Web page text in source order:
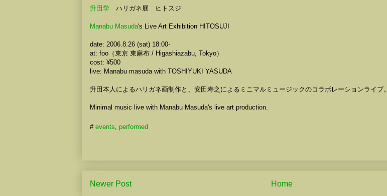
升田学 ハリガネ展 ヒトスジ
Manabu Masuda's Live Art Exhibition HITOSUJI
date: 2006.8.26 (sat) 18:00-
at: foo（東京 東麻布 / Higashiazabu, Tokyo）
cost: ¥500
live: Manabu masuda with TOSHIYUKI YASUDA
升田本人によるハリガネ画制作と、安田寿之によるミニマルミュージックのコラボレーションライブ。
Minimal music live with Manabu Masuda's live art production.
# events performed
Newer Post Home